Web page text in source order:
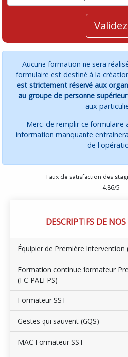
Validez
Aucune formation ne sera
formulaire est destiné à la
est strictement réservé aux
au groupe de personne supérieur
aux
Merci de remplir ce formulaire
information manquante
de
Taux de satisfaction des
4.86/5
DESCRIPTIFS DE
Équipier de Première Intervention
Formation continue formateur
(FC PAEFPS)
Formateur SST
Gestes qui sauvent (GQS)
MAC Formateur SST